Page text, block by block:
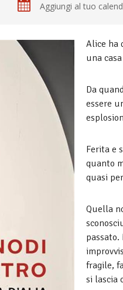
Aggiungi al tuo
Alice ha
una
Da
essere
Ferita e
quanto
quasi
Quella
fragile,
si lascia